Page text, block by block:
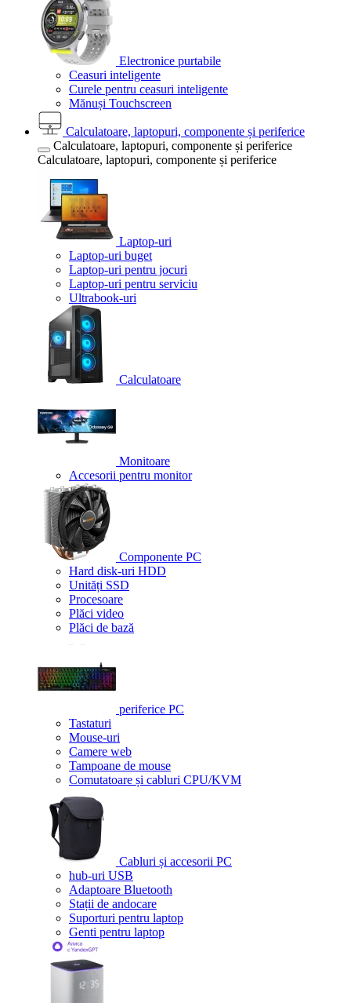
Electronice purtabile
Ceasuri inteligente
Curele pentru ceasuri inteligente
Mănuși Touchscreen
Calculatoare, laptopuri, componente și periferice
Calculatoare, laptopuri, componente și periferice
Calculatoare, laptopuri, componente și periferice
Laptop-uri
Laptop-uri buget
Laptop-uri pentru jocuri
Laptop-uri pentru serviciu
Ultrabook-uri
Calculatoare
Monitoare
Accesorii pentru monitor
Componente PC
Hard disk-uri HDD
Unități SSD
Procesoare
Plăci video
Plăci de bază
periferice PC
Tastaturi
Mouse-uri
Camere web
Tampoane de mouse
Comutatoare și cabluri CPU/KVM
Cabluri și accesorii PC
hub-uri USB
Adaptoare Bluetooth
Stații de andocare
Suporturi pentru laptop
Genti pentru laptop